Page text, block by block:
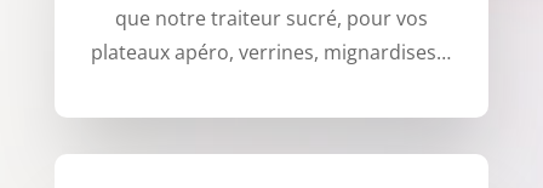
que notre traiteur sucré, pour vos
plateaux apéro, verrines, mignardises…